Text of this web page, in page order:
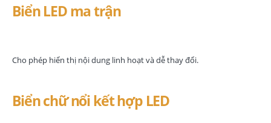
Biển LED ma trận
Cho phép hiển thị nội dung linh hoạt và dễ thay đổi.
Biển chữ nổi kết hợp LED